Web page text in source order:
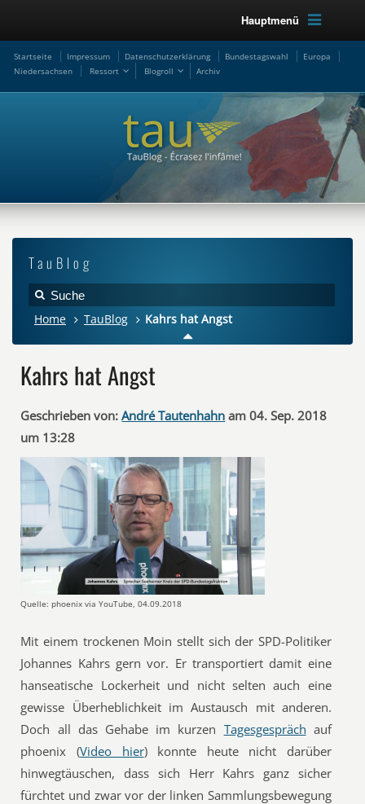
Hauptmenü
Startseite Impressum Datenschutzerklärung Bundestagswahl
Europa
Niedersachsen
Ressort Blogroll Archiv
TauBlog
Home TauBlog Kahrs hat Angst
Kahrs hat Angst
Geschrieben von: André Tautenhahn am 04. Sep. 2018
um 13:28
Quelle: phoenix via YouTube, 04.09.2018
Mit einem trockenen Moin stellt sich der SPD-Politiker
Johannes Kahrs gern vor. Er transportiert damit eine
hanseatische Lockerheit und nicht selten auch eine
gewisse Überheblichkeit im Austausch mit anderen.
Doch all das Gehabe im kurzen Tagesgespräch auf
phoenix (Video hier) konnte heute nicht darüber
hinwegtäuschen, dass sich Herr Kahrs ganz sicher
fürchtet und zwar vor der linken Sammlungsbewegung